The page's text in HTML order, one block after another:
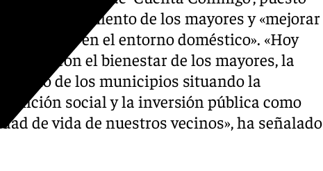
acompañamiento de los mayores y «mejorar
seguridad en el entorno doméstico». «Hoy
con el bienestar de los mayores, la
de los municipios situando la
social y la inversión pública como
de vida de nuestros vecinos», ha señalado